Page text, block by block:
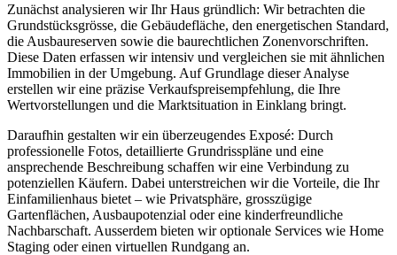
Zunächst analysieren wir Ihr Haus gründlich: Wir betrachten die
Grundstücksgrösse, die Gebäudefläche, den energetischen Standard,
die Ausbaureserven sowie die baurechtlichen Zonenvorschriften.
Diese Daten erfassen wir intensiv und vergleichen sie mit ähnlichen
Immobilien in der Umgebung. Auf Grundlage dieser Analyse
erstellen wir eine präzise Verkaufspreisempfehlung, die Ihre
Wertvorstellungen und die Marktsituation in Einklang bringt.
Daraufhin gestalten wir ein überzeugendes Exposé: Durch
professionelle Fotos, detaillierte Grundrisspläne und eine
ansprechende Beschreibung schaffen wir eine Verbindung zu
potenziellen Käufern. Dabei unterstreichen wir die Vorteile, die Ihr
Einfamilienhaus bietet – wie Privatsphäre, grosszügige
Gartenflächen, Ausbaupotenzial oder eine kinderfreundliche
Nachbarschaft. Ausserdem bieten wir optionale Services wie Home
Staging oder einen virtuellen Rundgang an.